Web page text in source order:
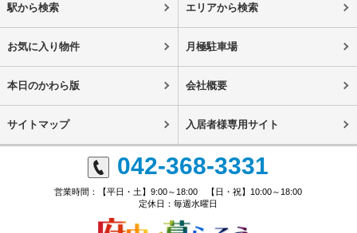
駅から検索 エリアから検索
お気に入り物件 月極駐車場
本日のかわら版 会社概要
サイトマップ 入居者様専用サイト
042-368-3331
営業時間：【平日・土】9:00～18:00 【日・祝】10:00～18:00
定休日：毎週水曜日